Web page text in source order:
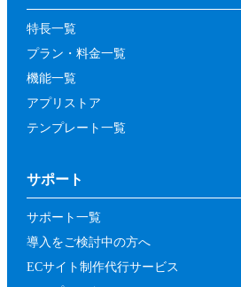
特長一覧
プラン・料金一覧
機能一覧
アプリストア
テンプレート一覧
サポート
サポート一覧
導入をご検討中の方へ
ECサイト制作代行サービス